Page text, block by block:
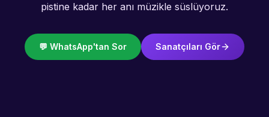
pistine kadar her anı müzikle süslüyoruz.
💬 WhatsApp'tan Sor Sanatçıları Gör